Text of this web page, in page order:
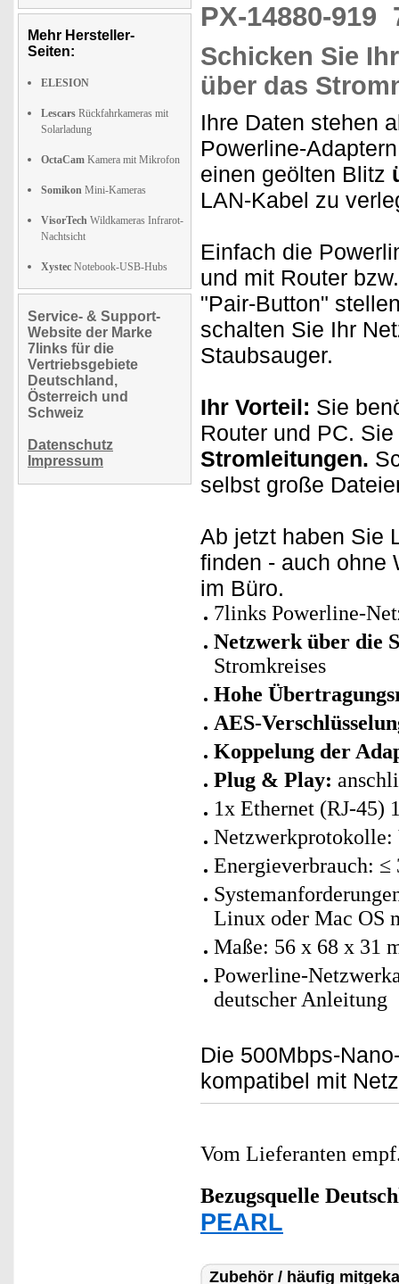
Mehr Hersteller-
Seiten:
ELESION
Lescars Rückfahrkameras mit
Solarladung
OctaCam Kamera mit Mikrofon
Somikon Mini-Kameras
VisorTech Wildkameras Infrarot-
Nachtsicht
Xystec Notebook-USB-Hubs
Service- & Support-
Website der Marke
7links für die
Vertriebsgebiete
Deutschland,
Österreich und
Schweiz
Datenschutz
Impressum
PX-14880-919
Schicken Sie
über das
Ihre Daten stehen
Powerline-
einen geölten Blitz
LAN-Kabel zu
Einfach die
und mit Router
"Pair-Button"
schalten Sie Ihr
Staubsauger.
Ihr Vorteil: Sie
Router und PC.
Stromleitungen.
selbst große
Ab jetzt haben Sie
finden - auch ohne
im Büro.
7links Powerline-
Netzwerk über die
Stromkreises
Hohe
AES-
Koppelung der
Plug & Play:
1x Ethernet (RJ-45)
Netzwerkprotokolle:
Energieverbrauch:
Linux oder Mac OS
Maße: 56 x 68 x 31
Powerline-
deutscher Anleitung
Die 500Mbps-
kompatibel mit
Vom Lieferanten
Bezugsquelle
PEARL
Zubehör / häufig